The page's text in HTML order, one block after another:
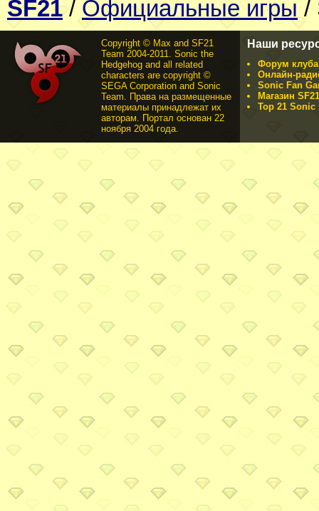
SF21 / Официальные игры/
Copyright © Max and SF21
Team 2004-2011. Sonic the
Hedgehog and all related
characters are copyright ©
SEGA Corporation and Sonic
Team. Права на размещенные
материалы принадлежат их
авторам. Портал основан 22
ноября 2004 года.
Наши
Форум
Онлайн-
Sonic Fan
Магазин
Top 21 Sonic